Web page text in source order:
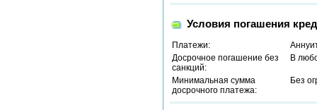
Условия погашения
Платежи:
Досрочное погашение без
санкций:
В
Минимальная сумма
досрочного платежа:
Без